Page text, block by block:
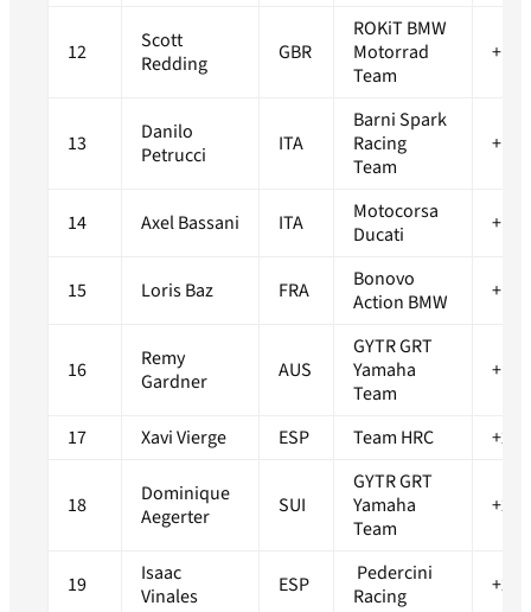
12
Scott
Redding
GBR
ROKiT BMW
Motorrad
Team
13
Danilo
Petrucci
ITA
Barni Spark
Racing
Team
14 Axel Bassani ITA
Motocorsa
Ducati
15 Loris Baz FRA
Bonovo
Action BMW
16
Remy
Gardner
AUS
GYTR GRT
Yamaha
Team
17 Xavi Vierge ESP Team HRC
18
Dominique
Aegerter
SUI
GYTR GRT
Yamaha
Team
19
Isaac
Vinales
ESP
Pedercini
Racing